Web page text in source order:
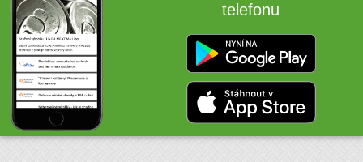
telefonu